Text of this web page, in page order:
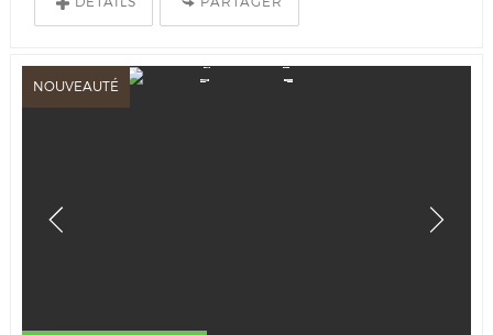
NOUVEAUTÉ